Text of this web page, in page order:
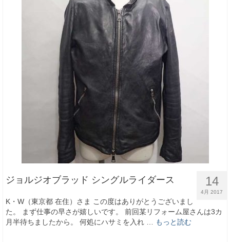
14
4月 2017
ジョルジオブラッド シングルライダース
K・W（東京都 在住）さま この度はありがとうございまし
た。 まず仕事の早さが嬉しいです。 前回某リフォーム屋さんは3カ
月半待ちましたから。 何処にハサミを入れ …
もっと読む